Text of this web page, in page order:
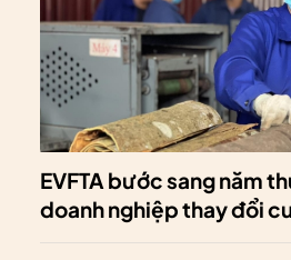
EVFTA bước sang năm
doanh nghiệp thay đổi